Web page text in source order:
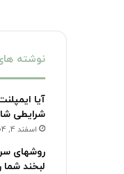
نوشته
آیا
شرایطی
اسفند 4, 1404
روشهای
لبخند شما